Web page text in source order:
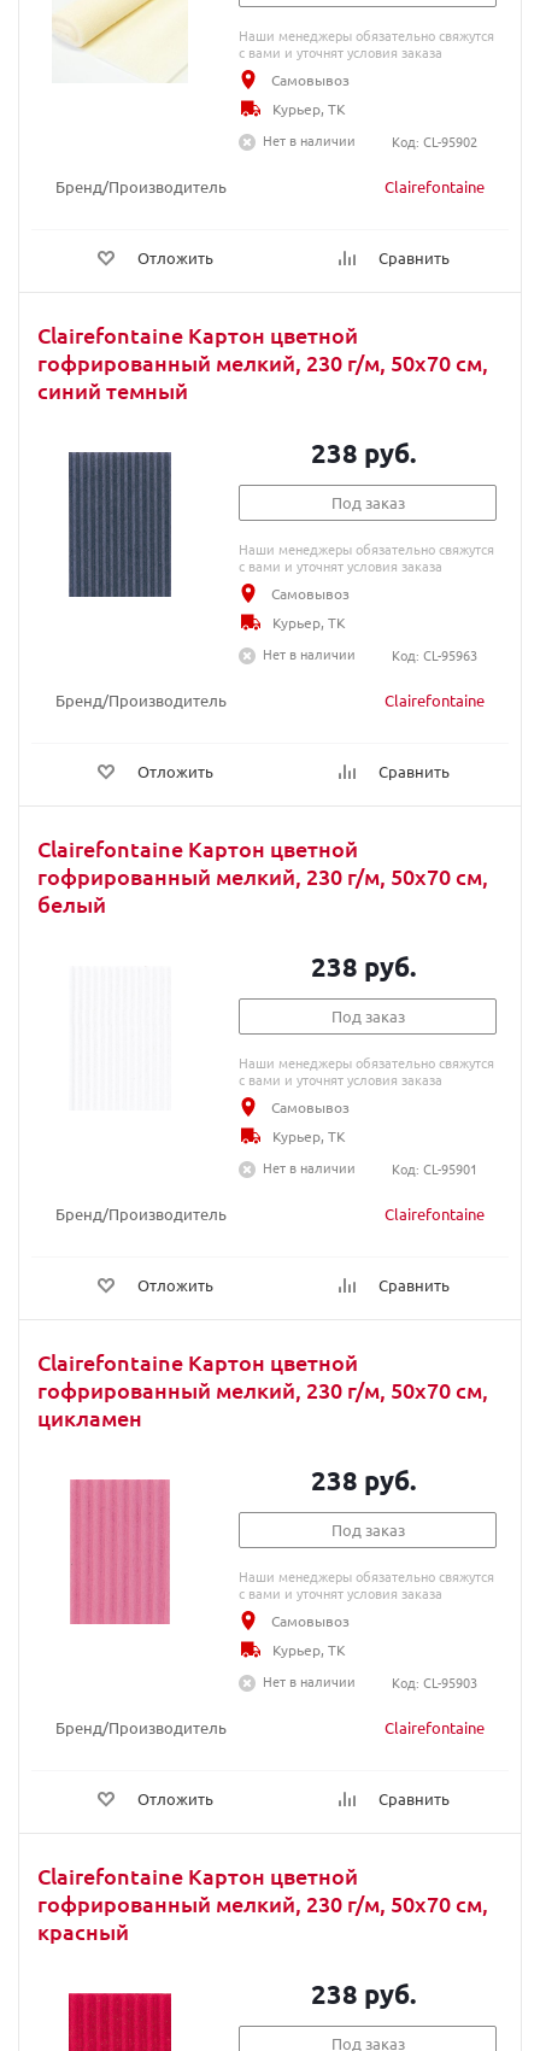
Бренд/Производитель Clairefontaine
Отложить Сравнить
Наши менеджеры обязательно свяжутся
с вами и уточнят условия заказа
Самовывоз
Курьер, ТК
Нет в наличии
Код: CL-95902
Clairefontaine Картон цветной
гофрированный мелкий, 230 г/м, 50х70 см,
синий темный
Бренд/Производитель Clairefontaine
Отложить Сравнить
238 руб.
Под заказ
Наши менеджеры обязательно свяжутся
с вами и уточнят условия заказа
Самовывоз
Курьер, ТК
Нет в наличии
Код: CL-95963
Clairefontaine Картон цветной
гофрированный мелкий, 230 г/м, 50х70 см,
белый
Бренд/Производитель Clairefontaine
Отложить Сравнить
238 руб.
Под заказ
Наши менеджеры обязательно свяжутся
с вами и уточнят условия заказа
Самовывоз
Курьер, ТК
Нет в наличии
Код: CL-95901
Clairefontaine Картон цветной
гофрированный мелкий, 230 г/м, 50х70 см,
цикламен
Бренд/Производитель Clairefontaine
Отложить Сравнить
238 руб.
Под заказ
Наши менеджеры обязательно свяжутся
с вами и уточнят условия заказа
Самовывоз
Курьер, ТК
Нет в наличии
Код: CL-95903
Clairefontaine Картон цветной
гофрированный мелкий, 230 г/м, 50х70 см,
красный
238 руб.
Под заказ